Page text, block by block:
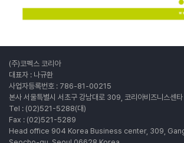
(주)코펙스 코리아
대표자 : 나규환
사업자등록번호 : 786-81-00215
본사 서울특별시 서초구 강남대로 309, 코리아비즈니스센
Tel : (02)521-5288(대)
Fax : (02)521-5289
Head office 904 Korea Business center, 309,